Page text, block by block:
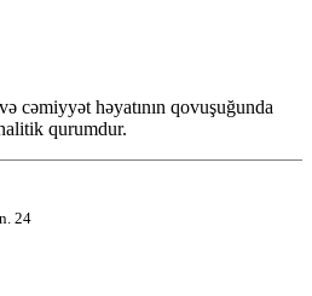
cəmiyyət həyatının qovuşuğunda
qurumdur.
24